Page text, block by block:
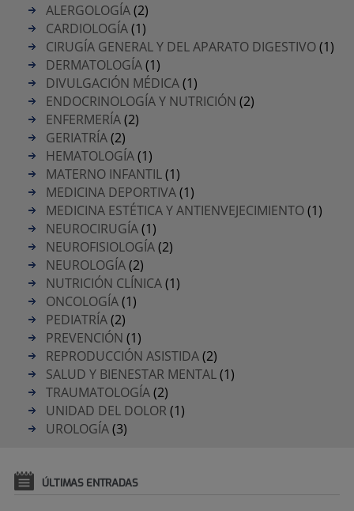
ALERGOLOGÍA(2)
CARDIOLOGÍA(1)
CIRUGÍA GENERAL Y DEL APARATO DIGESTIVO(1)
DERMATOLOGÍA(1)
DIVULGACIÓN MÉDICA(1)
ENDOCRINOLOGÍA Y NUTRICIÓN (2)
ENFERMERÍA(2)
GERIATRÍA(2)
HEMATOLOGÍA(1)
MATERNO INFANTIL(1)
MEDICINA DEPORTIVA(1)
MEDICINA ESTÉTICA Y ANTIENVEJECIMIENTO(1)
NEUROCIRUGÍA(1)
NEUROFISIOLOGÍA(2)
NEUROLOGÍA(2)
NUTRICIÓN CLÍNICA(1)
ONCOLOGÍA(1)
PEDIATRÍA(2)
PREVENCIÓN (1)
REPRODUCCIÓN ASISTIDA(2)
SALUD Y BIENESTAR MENTAL(1)
TRAUMATOLOGÍA(2)
UNIDAD DEL DOLOR(1)
UROLOGÍA(3)
ÚLTIMAS ENTRADAS